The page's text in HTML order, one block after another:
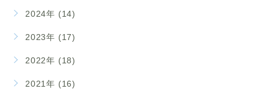
2024年 (14)
2023年 (17)
2022年 (18)
2021年 (16)